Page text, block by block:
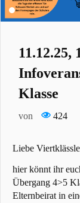
11.12.25,
Klasse
von 424
Liebe
hier könnt ihr
Übergang 4>5
Elternbeirat in